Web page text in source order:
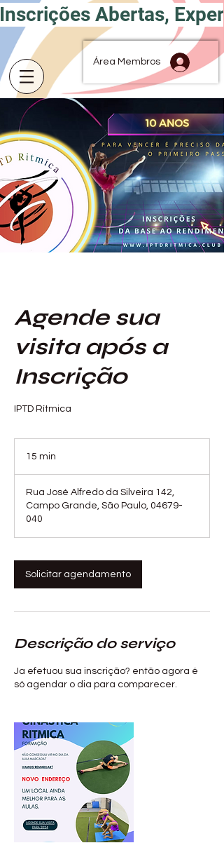
Inscrições Abertas,
Área Membros
Agende sua
visita após a
Inscrição
IPTD Rítmica
15 min
i
n
Rua José Alfredo da Silveira 142,
Campo Grande, São Paulo, 04679-
040
Solicitar agendamento
Descrição do serviço
Ja efetuou sua inscrição? então agora é
só agendar o dia para comparecer.